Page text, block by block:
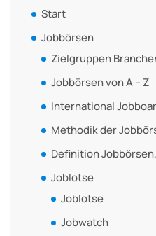
Start
Jobbörsen
Zielgruppen
Jobbörsen von A – Z
International
Methodik der
Definition
Joblotse
Joblotse
Jobwatch